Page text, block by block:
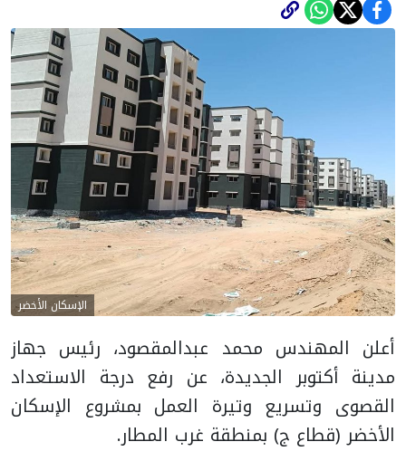
الإسكان الأخضر
أعلن المهندس محمد عبدالمقصود، رئيس جهاز
مدينة أكتوبر الجديدة، عن رفع درجة الاستعداد
القصوى وتسريع وتيرة العمل بمشروع الإسكان
الأخضر (قطاع ج) بمنطقة غرب المطار.